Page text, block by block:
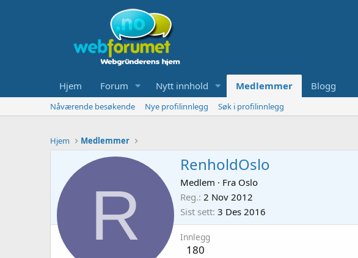
Hjem Forum Nytt innhold Medlemmer Blogg
Nåværende besøkende Nye profilinnlegg Søk i profilinnlegg
Hjem Medlemmer
R
RenholdOslo
Medlem · Fra Oslo
Reg. 2 Nov 2012
Sist sett 3 Des 2016
Innlegg
180